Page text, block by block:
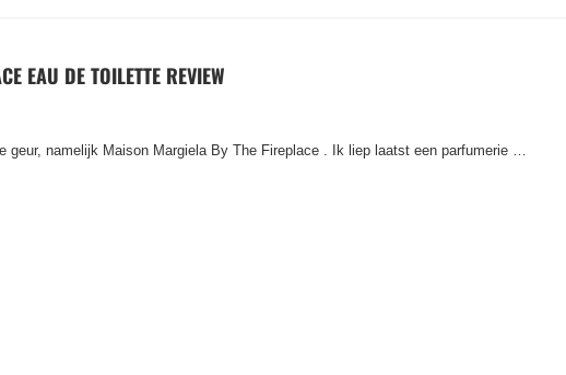
EAU DE TOILETTE REVIEW
geur, namelijk Maison Margiela By The Fireplace . Ik liep laatst een parfumerie …